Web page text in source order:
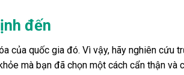
đến
của quốc gia đó. Vì vậy, hãy nghiên cứu
mà bạn đã chọn một cách cẩn thận và